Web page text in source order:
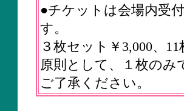
●チケットは会場内受
す。
３枚セット￥3,000、
原則として、１枚の
ご了承ください。